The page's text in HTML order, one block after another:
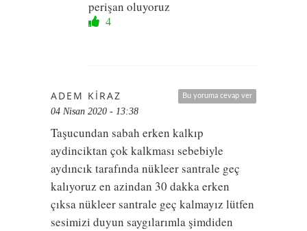
perişan oluyoruz
4
Bu yoruma cevap ver
ADEM KIRAZ
04 Nisan 2020 - 13:38
Taşucundan sabah erken kalkıp
aydinciktan çok kalkması sebebiyle
aydıncık tarafında nükleer santrale geç
kalıyoruz en azindan 30 dakka erken
çıksa nükleer santrale geç kalmayız lütfen
sesimizi duyun saygılarımla şimdiden